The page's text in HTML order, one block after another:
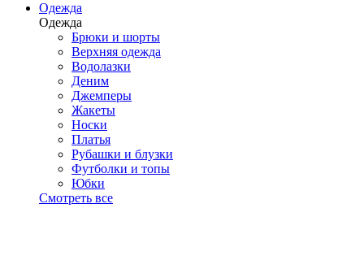
Одежда
Одежда
Брюки и шорты
Верхняя одежда
Водолазки
Деним
Джемперы
Жакеты
Носки
Платья
Рубашки и блузки
Футболки и топы
Юбки
Смотреть все